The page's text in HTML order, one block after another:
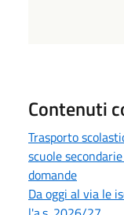
Contenuti
Trasporto
scuole
domande
Da oggi al via le